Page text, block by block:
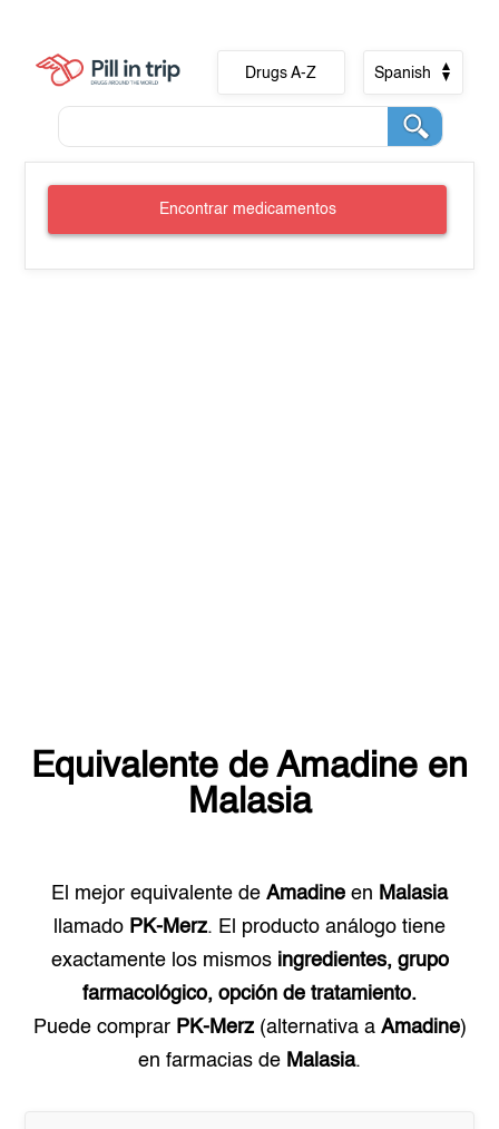
Drugs A-Z Spanish
Encontrar medicamentos
Equivalente de Amadine en
Malasia
El mejor equivalente de Amadine en Malasia
llamado PK-Merz. El producto análogo tiene
exactamente los mismos ingredientes, grupo
farmacológico, opción de tratamiento.
Puede comprar PK-Merz(alternativa a Amadine)
en farmacias de Malasia.